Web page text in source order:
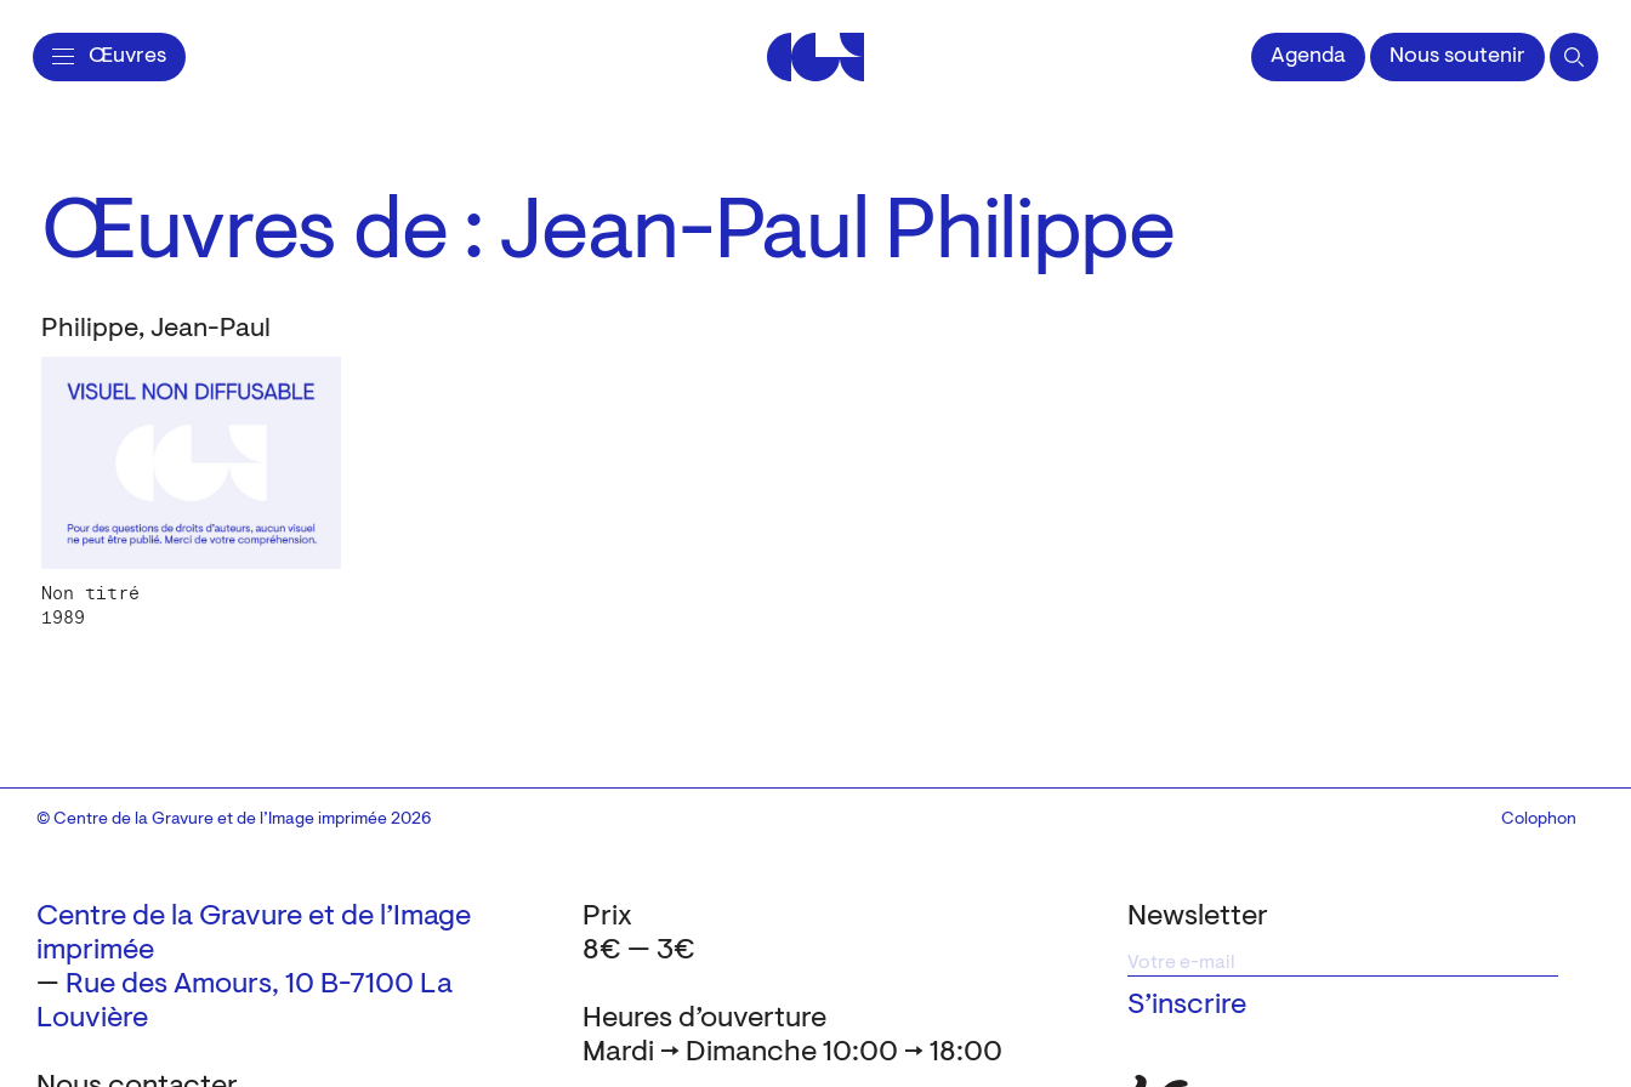
Œuvres Centre de la Gravure et de l'Image impriméeAgenda Nous soutenir
Œuvres de : Jean-Paul Philippe
Philippe, Jean-Paul
Non titré
1989
Centre de la Gravure et de l’Image
imprimée
— Rue des Amours, 10 B-7100 La
Louvière
Newsletter
Heures d’ouverture
Mardi → Dimanche 10:00 → 18:00
Prix
8€ — 3€
© Centre de la Gravure et de l’Image imprimée 2026 Colophon
Design:Marcel